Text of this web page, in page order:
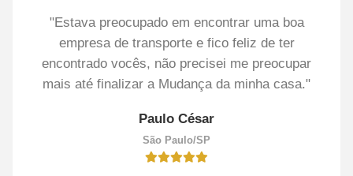
"Estava preocupado em encontrar uma boa
empresa de transporte e fico feliz de ter
encontrado vocês, não precisei me preocupar
mais até finalizar a Mudança da minha casa."
Paulo César
São Paulo/SP